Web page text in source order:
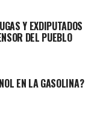
Y EXDIPUTADOS
DEL PUEBLO
EN LA GASOLINA?